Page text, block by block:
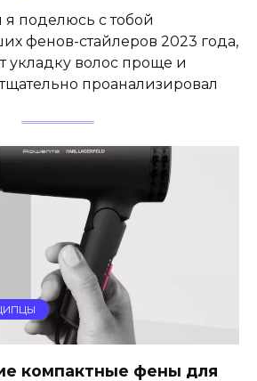
я поделюсь с тобой
фенов-стайлеров 2023 года,
укладку волос проще и
проанализировал
компактные фены для